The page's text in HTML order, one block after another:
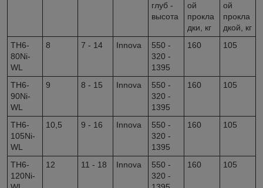
глуб -
высота
ой
прокла
дки, кг
ой
прокла
дкой, кг
TH6-
80Ni-
WL
8 7 - 14 Innova
550 -
320 -
1395
160 105
TH6-
90Ni-
WL
9 8 - 15 Innova
550 -
320 -
1395
160 105
TH6-
105Ni-
WL
10,5 9 - 16 Innova
550 -
320 -
1395
160 105
TH6-
120Ni-
12 11 - 18 Innova
550 -
320 -
160 105